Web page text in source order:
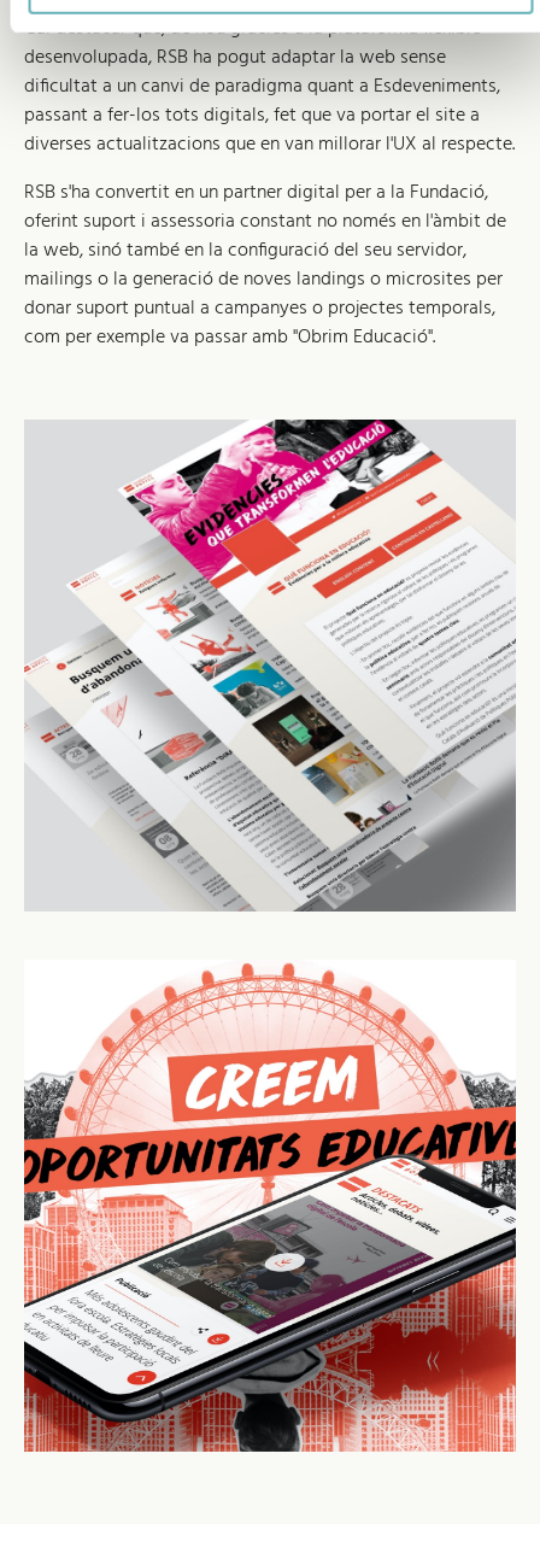
Cal destacar que, de nou gràcies a la plataforma flexible
desenvolupada, RSB ha pogut adaptar la web sense
dificultat a un canvi de paradigma quant a Esdeveniments,
passant a fer-los tots digitals, fet que va portar el site a
diverses actualitzacions que en van millorar l'UX al respecte.
RSB s'ha convertit en un partner digital per a la Fundació,
oferint suport i assessoria constant no només en l'àmbit de
la web, sinó també en la configuració del seu servidor,
mailings o la generació de noves landings o microsites per
donar suport puntual a campanyes o projectes temporals,
com per exemple va passar amb "Obrim Educació".